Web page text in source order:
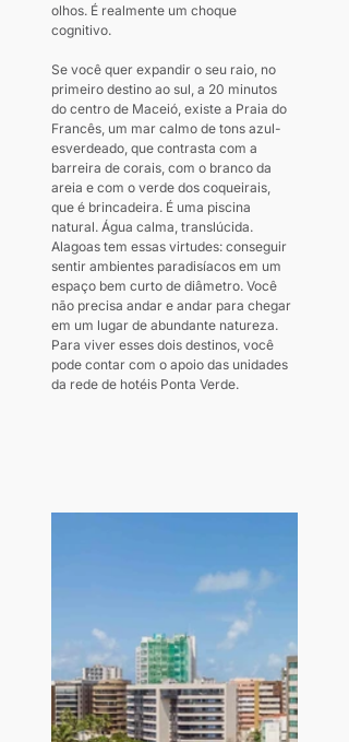
olhos. É realmente um choque
cognitivo.
Se você quer expandir o seu raio, no
primeiro destino ao sul, a 20 minutos
do centro de Maceió, existe a Praia do
Francês, um mar calmo de tons azul-
esverdeado, que contrasta com a
barreira de corais, com o branco da
areia e com o verde dos coqueirais,
que é brincadeira. É uma piscina
natural. Água calma, translúcida.
Alagoas tem essas virtudes: conseguir
sentir ambientes paradisíacos em um
espaço bem curto de diâmetro. Você
não precisa andar e andar para chegar
em um lugar de abundante natureza.
Para viver esses dois destinos, você
pode contar com o apoio das unidades
da rede de hotéis Ponta Verde.